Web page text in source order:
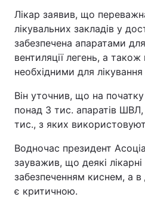
Лікар заявив, що
лікувальних закладів у
забезпечена апаратами
вентиляції легень, а
необхідними для лікування
Він уточнив, що на початку
понад 3 тис. апаратів
тис., з яких
Водночас президент
зауважив, що деякі
забезпеченням киснем, а
є критичною.